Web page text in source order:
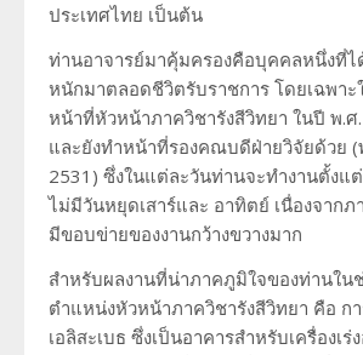
ประเทศไทย เป็นต้น
ท่านอาจารย์มาคุ้มครองคือบุคคลหนึ่งที่
หนักมาตลอดชีวิตรับราชการ โดยเฉพาะ
หน้าที่หัวหน้าภาควิชารังสีวิทยา ในปี พ.ศ
และยังทำหน้าที่รองคณบดีฝ่ายวิจัยด้วย (
2531) ซึ่งในแต่ละวันท่านจะทำงานตั้งแ
ไม่มีวันหยุดเสาร์และ อาทิตย์ เนื่องจากภ
มีขอบข่ายของงานกว้างขวางมาก
สำหรับผลงานที่น่าภาคภูมิใจของท่านใน
ตำแหน่งหัวหน้าภาควิชารังสีวิทยา คือ ก
เอลิสะเบธ ซึ่งเป็นอาคารสำหรับเครื่องเ